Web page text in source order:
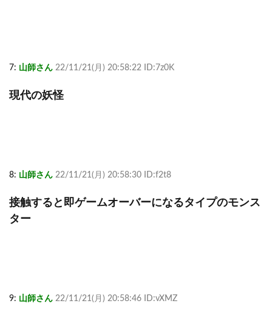
7: 山師さん 22/11/21(月) 20:58:22 ID:7z0K
現代の妖怪
8: 山師さん 22/11/21(月) 20:58:30 ID:f2t8
接触すると即ゲームオーバーになるタイプのモンス
ター
9: 山師さん 22/11/21(月) 20:58:46 ID:vXMZ